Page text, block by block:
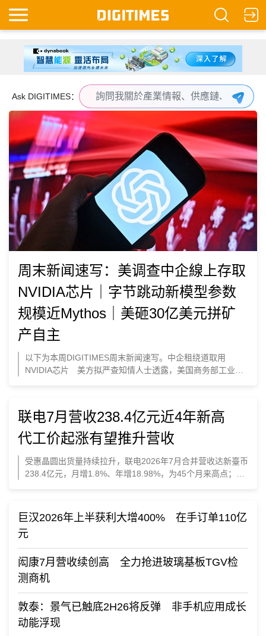
Ask DIGITIMES：
周末新闻速写：美调查中企線上存取
NVIDIA芯片｜字节跳动新模型参数
规模近Mythos｜美砸30亿美元拼矿
产自主
以下为本周DIGITIMES周末新闻速写。中企租绕道取用
NVIDIA芯片 美方拟严查知情人士透露，美国商务部工业与
联电7月营收238.4亿元近4年新高
代工价起涨有望推升营收
受惠晶圆出货量持续拉升，联电2026年7月合并营收达新臺币
238.4亿元，月增1.8%、年增18.98%，为45个月来高点；
巨汉2026年上半获利大增400% 在手订单110亿
元
闳康7月营收续创高 全力抢进玻璃基板TGV检
测商机
敦泰：景气已触底2H26将反弹 非手机应用成长
动能浮现